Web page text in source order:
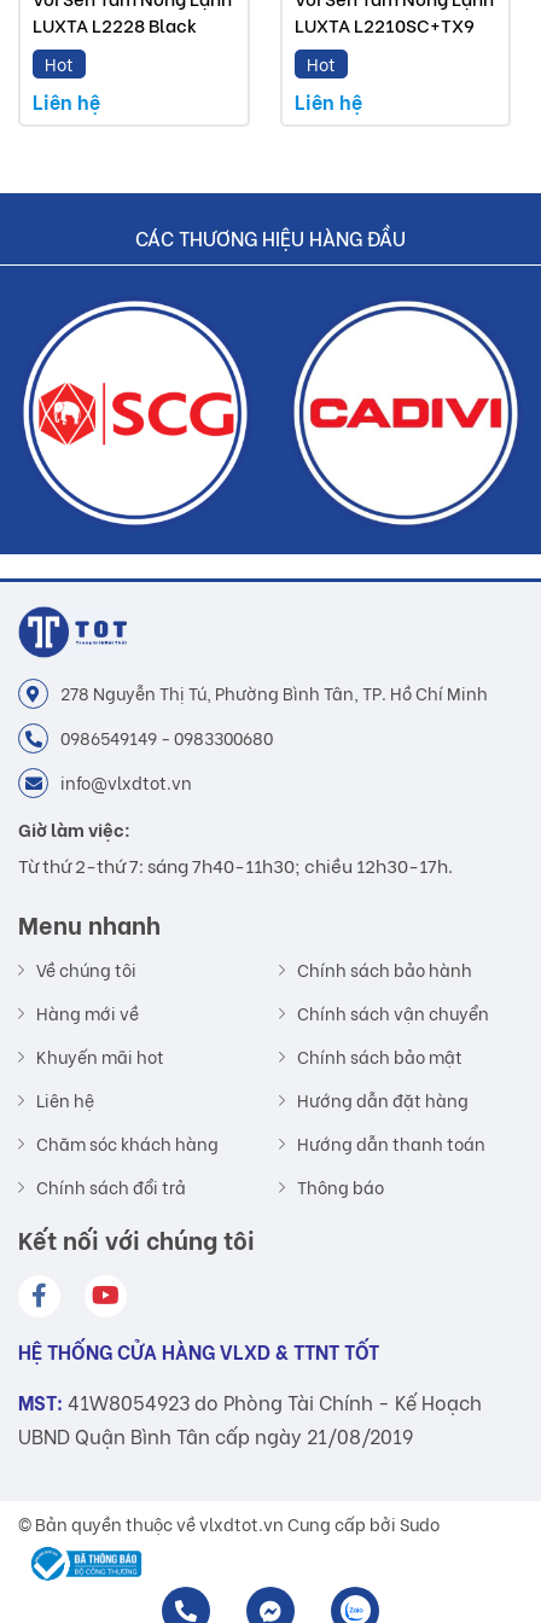
Dịch vụ nhanh chóng, tiết kiệm thời gian và tiền bạc
cho khách hàng.
LUXTA L2228 Black
Hot
Liên hệ
LUXTA L2210SC+TX9
Hot
Liên hệ
CÁC THƯƠNG HIỆU HÀNG ĐẦU
278 Nguyễn Thị Tú, Phường Bình Tân, TP. Hồ Chí Minh
0986549149 - 0983300680
info@vlxdtot.vn
Giờ làm việc:
Từ thứ 2-thứ 7: sáng 7h40-11h30; chiều 12h30-17h.
Menu nhanh
Về chúng tôi
Hàng mới về
Khuyến mãi hot
Liên hệ
Chăm sóc khách hàng
Chính sách đổi trả
Chính sách bảo hành
Chính sách vận chuyển
Chính sách bảo mật
Hướng dẫn đặt hàng
Hướng dẫn thanh toán
Thông báo
Kết nối với chúng tôi
HỆ THỐNG CỬA HÀNG VLXD & TTNT TỐT
MST: 41W8054923 do Phòng Tài Chính - Kế Hoạch
UBND Quận Bình Tân cấp ngày 21/08/2019
© Bản quyền thuộc vềvlxdtot.vnCung cấp bởi Sudo